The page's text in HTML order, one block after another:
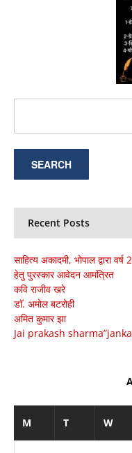
Recent Posts
साहित्य अकादमी, भोपाल द्वारा
हेतु पुरस्कार आवेदन आमंत्रित
कवि राजीव खरे
डाॅ. अमोल बटरोही
अमित कुमार झा
Jai prakash
M T W